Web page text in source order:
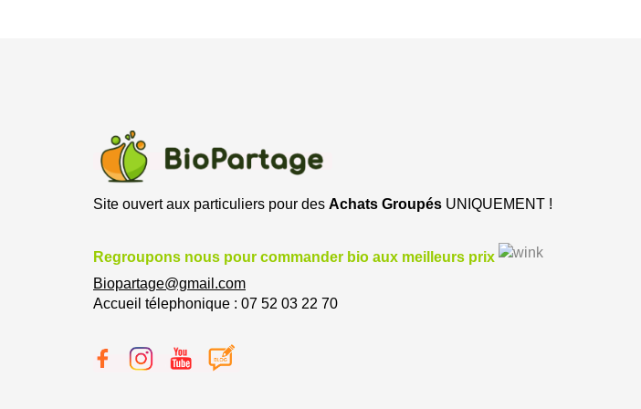
Site ouvert aux particuliers pour des Achats Groupés UNIQUEMENT !
Regroupons nous pour commander bio aux meilleurs prix
Biopartage@gmail.com
Accueil télephonique : 07 52 03 22 70